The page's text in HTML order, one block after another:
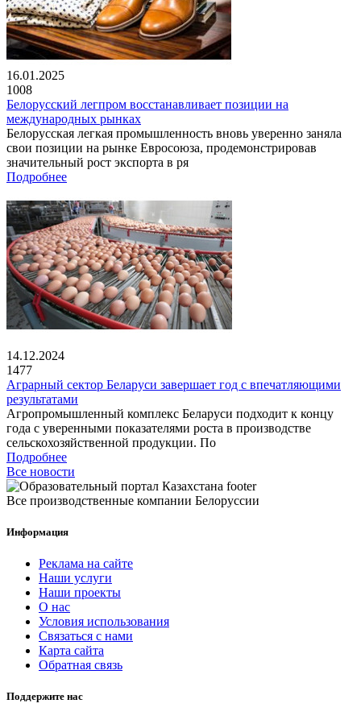
16.01.2025
1008
Белорусский легпром восстанавливает позиции на
международных рынках
Белорусская легкая промышленность вновь уверенно заняла
свои позиции на рынке Евросоюза, продемонстрировав
значительный рост экспорта в ря
Подробнее
14.12.2024
1477
Аграрный сектор Беларуси завершает год с впечатляющими
результатами
Агропромышленный комплекс Беларуси подходит к концу
года с уверенными показателями роста в производстве
сельскохозяйственной продукции. По
Подробнее
Все новости
Все производственные компании Белоруссии
Информация
Реклама на сайте
Наши услуги
Наши проекты
О нас
Условия использования
Связаться с нами
Карта сайта
Обратная связь
Поддержите нас